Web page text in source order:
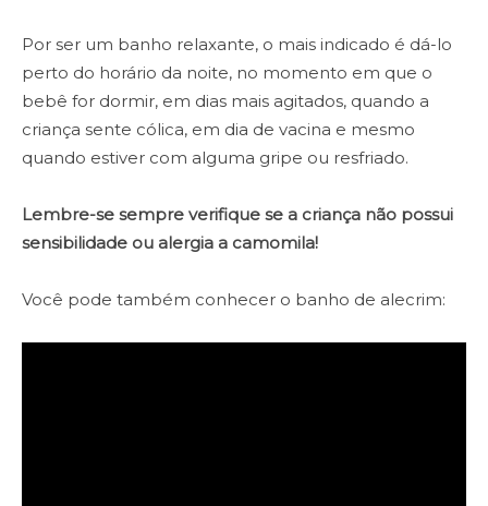
Por ser um banho relaxante, o mais indicado é dá-lo
perto do horário da noite, no momento em que o
bebê for dormir, em dias mais agitados, quando a
criança sente cólica, em dia de vacina e mesmo
quando estiver com alguma gripe ou resfriado.
Lembre-se sempre verifique se a criança não possui
sensibilidade ou alergia a camomila!
Você pode também conhecer o banho de alecrim: